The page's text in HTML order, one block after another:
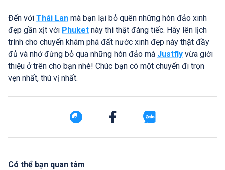
Đến với Thái Lan mà bạn lại bỏ quên những hòn đảo xinh
đẹp gần xịt với Phuket này thì thật đáng tiếc. Hãy lên lịch
trình cho chuyến khám phá đất nước xinh đẹp này thật đầy
đủ và nhớ đừng bỏ qua những hòn đảo mà Justfly vừa giới
thiệu ở trên cho bạn nhé! Chúc bạn có một chuyến đi trọn
vẹn nhất, thú vị nhất.
Có thể bạn quan tâm